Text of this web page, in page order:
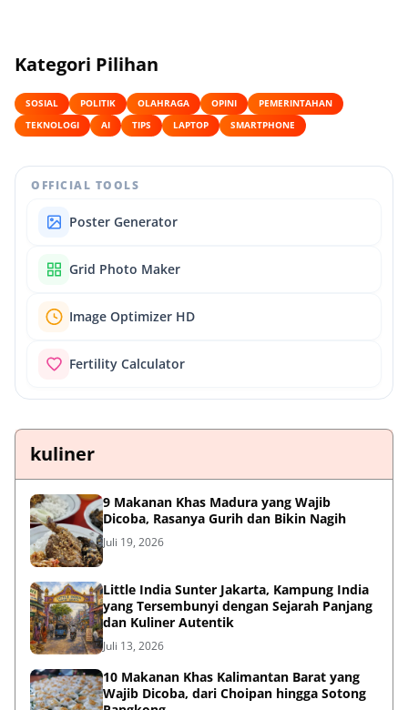
Kategori Pilihan
SOSIAL POLITIK OLAHRAGA OPINI
PEMERINTAHAN
TEKNOLOGI
AI TIPS LAPTOP SMARTPHONE
OFFICIAL TOOLS
Poster Generator
Grid Photo Maker
Image Optimizer HD
Fertility Calculator
kuliner
9 Makanan Khas Madura yang Wajib
Dicoba, Rasanya Gurih dan Bikin Nagih
Juli 19, 2026
Little India Sunter Jakarta, Kampung India
yang Tersembunyi dengan Sejarah Panjang
dan Kuliner Autentik
Juli 13, 2026
10 Makanan Khas Kalimantan Barat yang
Wajib Dicoba, dari Choipan hingga Sotong